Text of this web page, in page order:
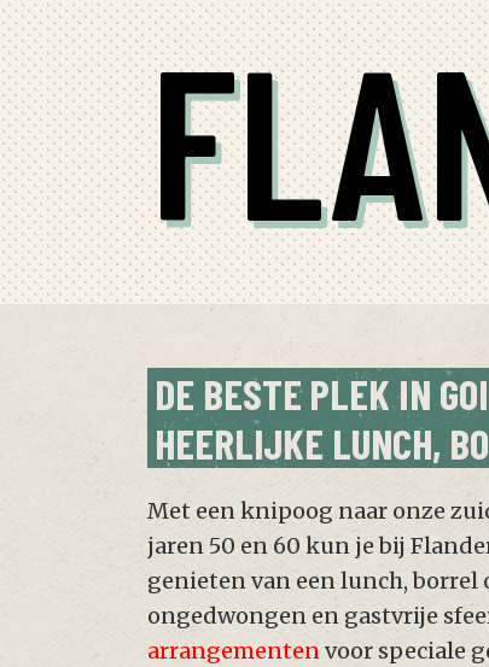
DE BESTE PLEK IN
HEERLIJKE LUNCH,
Met een knipoog naar onze
jaren 50 en 60 kun je bij
genieten van een lunch, borrel
ongedwongen en gastvrije
arrangementenvoor speciale